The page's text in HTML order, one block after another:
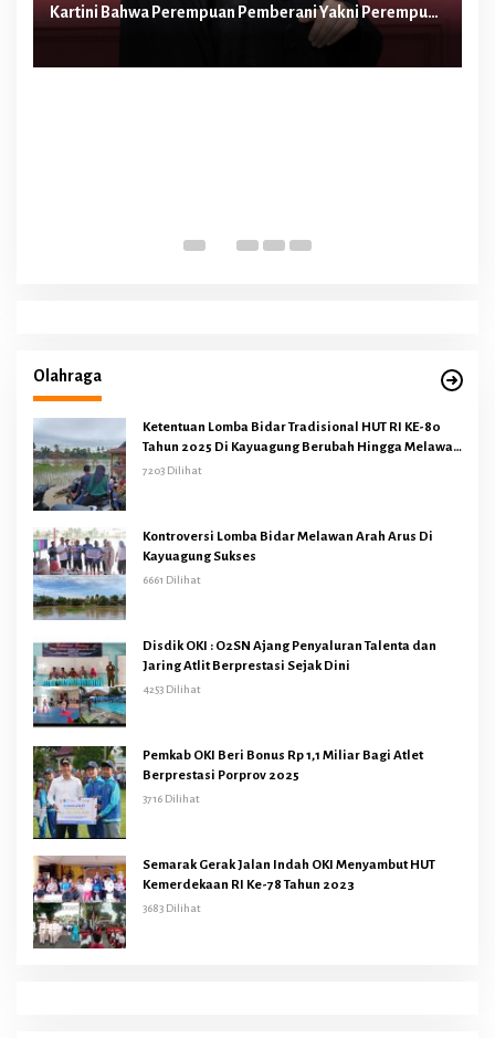
Kartini Bahwa Perempuan Pemberani Yakni Perempuan
yang Berani Melawan Ketidakadilan
Olahraga
Ketentuan Lomba Bidar Tradisional HUT RI KE-80
Tahun 2025 Di Kayuagung Berubah Hingga Melawan
Arus
7203 Dilihat
Kontroversi Lomba Bidar Melawan Arah Arus Di
Kayuagung Sukses
6661 Dilihat
Disdik OKI : O2SN Ajang Penyaluran Talenta dan
Jaring Atlit Berprestasi Sejak Dini
4253 Dilihat
Pemkab OKI Beri Bonus Rp 1,1 Miliar Bagi Atlet
Berprestasi Porprov 2025
3716 Dilihat
Semarak Gerak Jalan Indah OKI Menyambut HUT
Kemerdekaan RI Ke-78 Tahun 2023
3683 Dilihat